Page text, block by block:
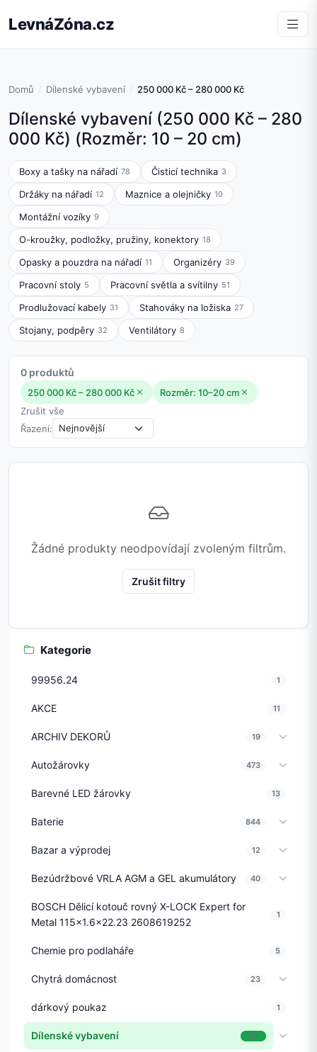
LevnáZóna.cz
Domů Dílenské vybavení 250 000 Kč – 280 000 Kč
Dílenské vybavení (250 000 Kč – 280
000 Kč) (Rozměr: 10 – 20 cm)
Boxy a tašky na nářadí 78 Čisticí technika 3
Držáky na nářadí 12 Maznice a olejničky 10
Montážní vozíky 9
O-kroužky, podložky, pružiny, konektory 18
Opasky a pouzdra na nářadí 11 Organizéry 39
Pracovní stoly 5 Pracovní světla a svítilny 51
Prodlužovací kabely 31 Stahováky na ložiska 27
Stojany, podpěry 32 Ventilátory 8
0 produktů
250 000 Kč – 280 000 Kč
Rozměr: 10–20 cm
Zrušit vše
Řazení:
Žádné produkty neodpovídají zvoleným filtrům.
Zrušit filtry
Kategorie
99956.24 1
AKCE 11
ARCHIV DEKORŮ 19
Autožárovky 473
Barevné LED žárovky 13
Baterie 844
Bazar a výprodej 12
Bezúdržbové VRLA AGM a GEL akumulátory 40
BOSCH Dělicí kotouč rovný X-LOCK Expert for
Metal 115x1.6x22.23 2608619252
1
Chemie pro podlaháře 5
Chytrá domácnost 23
dárkový poukaz 1
Dílenské vybavení 337